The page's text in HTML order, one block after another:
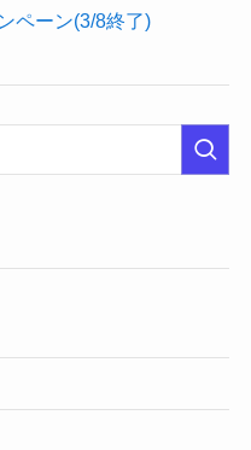
ペーン(3/8終了)